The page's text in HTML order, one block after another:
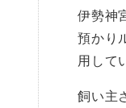
伊勢神
預かり
用して
飼い主